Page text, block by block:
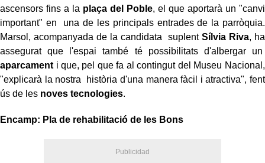
ascensors fins a la plaça del Poble, el que aportarà un "canvi
important" en una de les principals entrades de la parròquia.
Marsol, acompanyada de la candidata suplent Sílvia Riva, ha
assegurat que l'espai també té possibilitats d'albergar un
aparcament i que, pel que fa al contingut del Museu Nacional,
"explicarà la nostra història d'una manera fàcil i atractiva", fent
ús de les noves tecnologies.
Encamp: Pla de rehabilitació de les Bons